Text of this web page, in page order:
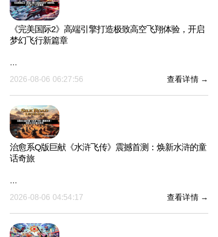
《完美国际2》高端引擎打造极致高空飞翔体验，开启
梦幻飞行新篇章
···
2026-08-06 06:27:56
查看详情 →
治愈系Q版巨献《水浒飞传》震撼首测：焕新水浒的童
话奇旅
···
2026-08-06 04:54:17
查看详情 →